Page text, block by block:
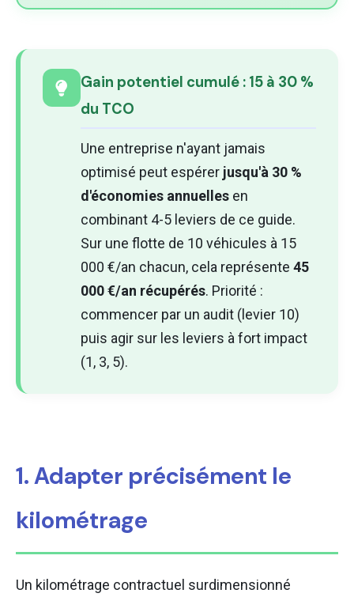
Gain potentiel cumulé : 15 à 30 %
du TCO
Une entreprise n'ayant jamais
optimisé peut espérer jusqu'à 30 %
d'économies annuelles en
combinant 4-5 leviers de ce guide.
Sur une flotte de 10 véhicules à 15
000 €/an chacun, cela représente 45
000 €/an récupérés. Priorité :
commencer par un audit (levier 10)
puis agir sur les leviers à fort impact
(1, 3, 5).
1. Adapter précisément le
kilométrage
Un kilométrage contractuel surdimensionné